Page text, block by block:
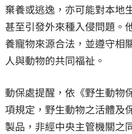
棄養或逃逸，亦可能對本地
甚至引發外來種入侵問題。
養寵物來源合法，並遵守相
人與動物的共同福祉。
動保處提醒，依《野生動物
項規定，野生動物之活體及
製品，非經中央主管機關之